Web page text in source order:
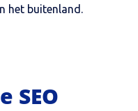
het buitenland.
SEO